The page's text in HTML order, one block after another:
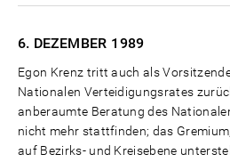
6. DEZEMBER 1989
Egon Krenz tritt auch als
Nationalen Verteidigungsrates
anberaumte Beratung des
nicht mehr stattfinden; das
auf Bezirks- und Kreisebene